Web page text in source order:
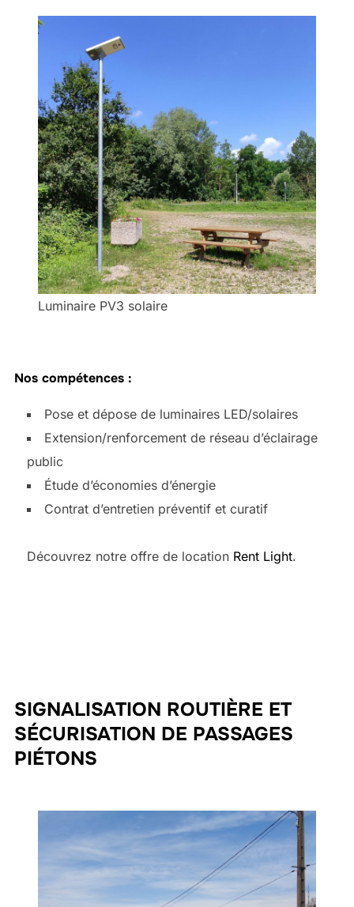
Luminaire PV3 solaire
Nos compétences :
Pose et dépose de luminaires LED/solaires
Extension/renforcement de réseau d’éclairage
public
Étude d’économies d’énergie
Contrat d’entretien préventif et curatif
Découvrez notre offre de location Rent Light.
SIGNALISATION ROUTIÈRE ET
SÉCURISATION DE PASSAGES
PIÉTONS